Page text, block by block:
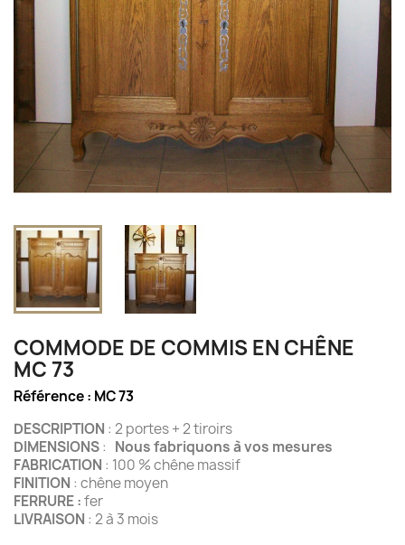
COMMODE DE COMMIS EN CHÊNE
MC 73
Référence : MC 73
DESCRIPTION : 2 portes + 2 tiroirs
DIMENSIONS: Nous fabriquons à vos mesures
FABRICATION : 100 % chêne massif
FINITION : chêne moyen
FERRURE :fer
LIVRAISON : 2 à 3 mois